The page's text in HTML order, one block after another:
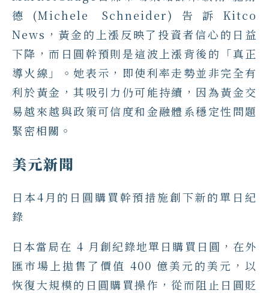
德(Michele Schneider)告訴Kitco
News，黃金的上漲反映了投資者信心的日益
下降，而日圓幹預則是這波上漲背後的「真正
導火線」。她表示，即使利率走勢並非完全有
利於黃金，其吸引力仍可能持續，因為黃金交
易越來越與政策可信度和金融體系穩定性問題
緊密相關。
美元新聞
日本4月的日圓購買幹預措施創下新的單日紀
錄
日本當局在 4 月創紀錄地單日購買日圓，在外
匯市場上拋售了價值 400 億美元的美元，以
恢復大規模的日圓購買操作，從而阻止日圓貶